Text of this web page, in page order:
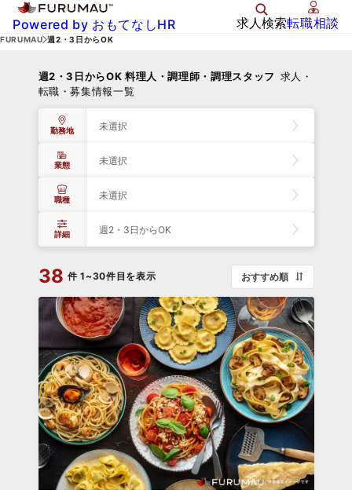
Powered by おもてなしHR 求人検索転職相談
FURUMAU 週2・3日からOK
週2・3日からOK 料理人・調理師・調理スタッフ 求人・
転職・募集情報一覧
勤務地 未選択
業態 未選択
職種 未選択
詳細 週2・3日からOK
38 件 1~30件目を表示 おすすめ順